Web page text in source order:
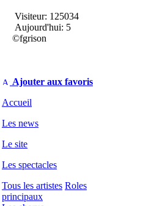
Visiteur: 125034
Aujourd'hui: 5
©fgrison
Ajouter aux favoris
Accueil
Les news
Le site
Les spectacles
Tous les artistes Roles
principaux